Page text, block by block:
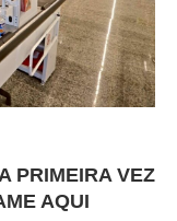
PRIMEIRA VEZ
AQUI